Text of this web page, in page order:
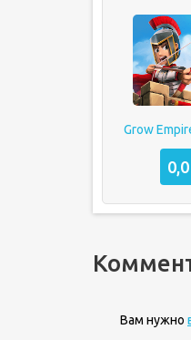
Grow
0,0
Вам нужно